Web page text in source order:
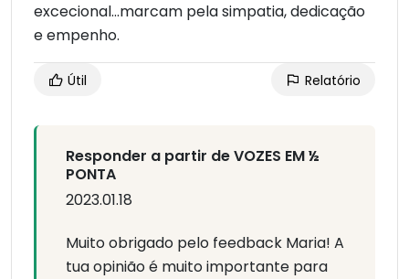
excecional...marcam pela simpatia, dedicação
e empenho.
Útil Relatório
Responder a partir de VOZES EM ½
PONTA
2023.01.18
Muito obrigado pelo feedback Maria! A
tua opinião é muito importante para